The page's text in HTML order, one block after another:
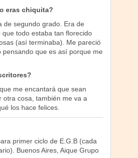
eras chiquita?
segundo grado. Era de
todo estaba tan florecido
(así terminaba). Me pareció
que es así porque me
me encantará que sean
otra cosa, también me va a
los hace felices.
primer ciclo de E.G.B (cada
Buenos Aires, Aique Grupo